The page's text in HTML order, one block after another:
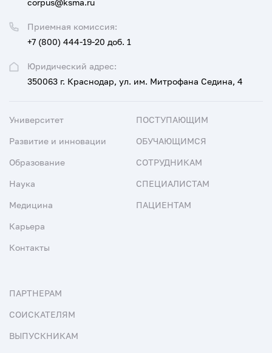
Юридический адрес:
350063 г. Краснодар, ул. им. Митрофана Седина, 4
Приемная комиссия:
+7 (800) 444-19-20 доб. 1
corpus@ksma.ru
Университет
Развитие и инновации
Образование
Наука
Медицина
Карьера
Контакты
ПОСТУПАЮЩИМ
ОБУЧАЮЩИМСЯ
СОТРУДНИКАМ
СПЕЦИАЛИСТАМ
ПАЦИЕНТАМ
ПАРТНЕРАМ
СОИСКАТЕЛЯМ
ВЫПУСКНИКАМ